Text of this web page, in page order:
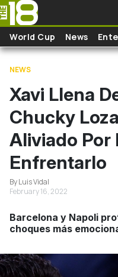
Skip to main content
World Cup News
NEWS
Xavi Llena
Chucky
Aliviado Por
Enfrentarlo
By Luis Vidal
February 16, 2022
Barcelona y Napoli
choques más